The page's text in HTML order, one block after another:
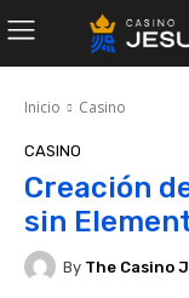
Inicio Casino
CASINO
Creación
sin
By The Casino